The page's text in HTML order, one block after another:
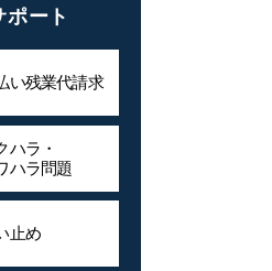
ポート
い残業代請求
ハラ・
ハラ問題
止め